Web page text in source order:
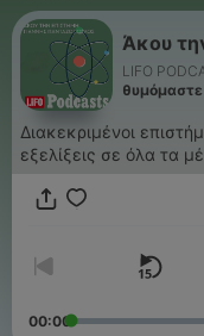
Άκου
LIFO
θυμόμαστε
Διακεκριμένοι
εξελίξεις σε όλα τα
00:00